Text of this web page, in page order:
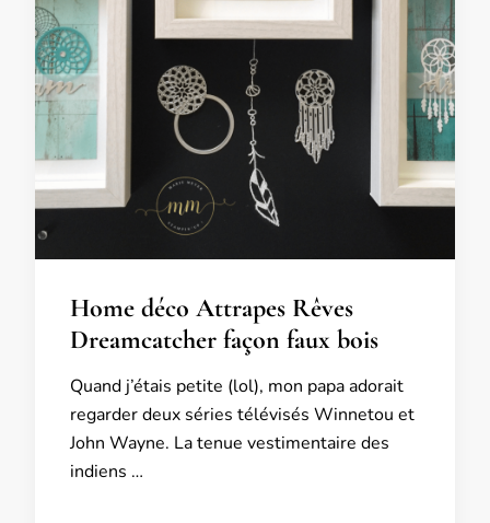
Home déco Attrapes Rêves
Dreamcatcher façon faux bois
Quand j’étais petite (lol), mon papa adorait
regarder deux séries télévisés Winnetou et
John Wayne. La tenue vestimentaire des
indiens …